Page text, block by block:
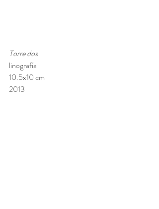
Torre dos
linografía
10.5x10 cm
2013